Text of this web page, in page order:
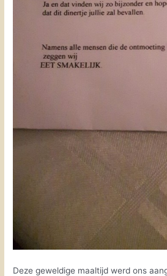
Deze geweldige maaltijd werd ons